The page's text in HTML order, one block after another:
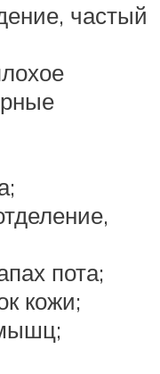
частый
пота;
кожи;